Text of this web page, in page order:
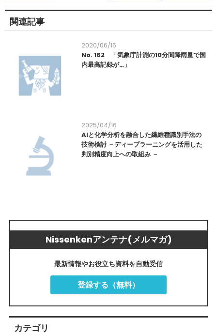
関連記事
2020/06/15
No. 162 「気象庁計測の10分間降雨量で国
内最高記録が…」
2025/04/16
AIと化学分析を融合した繊維種識別手法の
技術検討 －ディープラーニングを活用した
判別精度向上への取組み －
Nissenkenアンテナ(メルマガ)
最新情報やお役立ち資料を自動受信
登録する（無料）
カテゴリ